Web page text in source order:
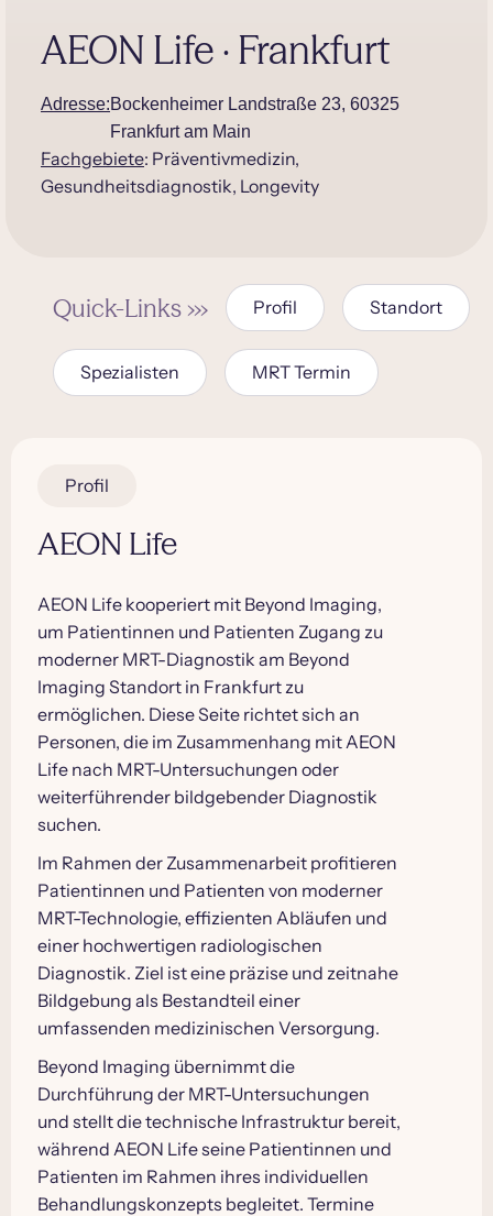
AEON Life · Frankfurt
Adresse:Bockenheimer Landstraße 23, 60325
Frankfurt am Main
Fachgebiete: Präventivmedizin,
Gesundheitsdiagnostik, Longevity
Quick-Links ››› Profil Standort
Spezialisten MRT Termin
Profil
AEON Life
AEON Life kooperiert mit Beyond Imaging,
um Patientinnen und Patienten Zugang zu
moderner MRT-Diagnostik am Beyond
Imaging Standort in Frankfurt zu
ermöglichen. Diese Seite richtet sich an
Personen, die im Zusammenhang mit AEON
Life nach MRT-Untersuchungen oder
weiterführender bildgebender Diagnostik
suchen.
Im Rahmen der Zusammenarbeit profitieren
Patientinnen und Patienten von moderner
MRT-Technologie, effizienten Abläufen und
einer hochwertigen radiologischen
Diagnostik. Ziel ist eine präzise und zeitnahe
Bildgebung als Bestandteil einer
umfassenden medizinischen Versorgung.
Beyond Imaging übernimmt die
Durchführung der MRT-Untersuchungen
und stellt die technische Infrastruktur bereit,
während AEON Life seine Patientinnen und
Patienten im Rahmen ihres individuellen
Behandlungskonzepts begleitet. Termine